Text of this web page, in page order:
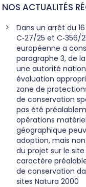
NOS ACTUALITÉS
Dans un arrêt du
C‑27/25 et C‑356/
européenne a
paragraphe 3, de
une autorité
évaluation
zone de
de conservation
pas été
opérations
géographique
adoption, mais
du projet sur le
caractère
de conservation
sites Natura 2000